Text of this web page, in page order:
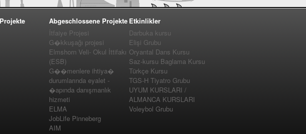
Abgeschlossene Projekte
İtfaiye Projesi
G�kkuşağı projesi
Elmshorn Veli- Okul İttifakı
(ESB)
G��menlere ihtiya�
durumlarında eyalet -
�apında danışmanlık
hizmeti
ELMA
JobLife Pinneberg
AIM
Etkinlikler
Darbuka kursu
Elişi Grubu
Oryantal Dans Kursu
Saz-kursu Baglama Kursu
Türkçe Kursu
TGS-H Tiyatro Grubu
UYUM KURSLARI /
ALMANCA KURSLARI
Voleybol Grubu